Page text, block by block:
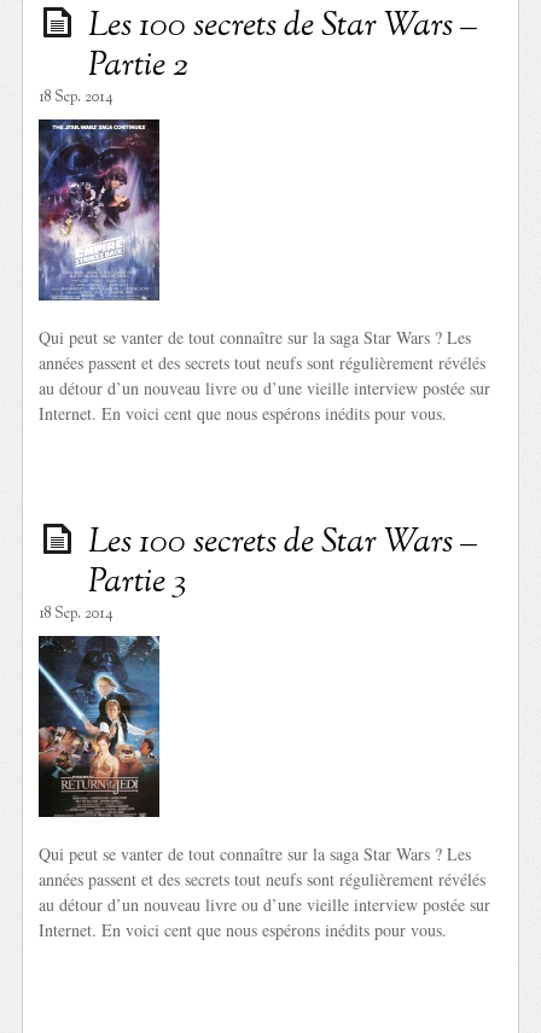
Les 100 secrets de Star Wars –
Partie 2
18 Sep. 2014
Qui peut se vanter de tout connaître sur la saga Star Wars ? Les
années passent et des secrets tout neufs sont régulièrement révélés
au détour d’un nouveau livre ou d’une vieille interview postée sur
Internet. En voici cent que nous espérons inédits pour vous.
Les 100 secrets de Star Wars –
Partie 3
18 Sep. 2014
Qui peut se vanter de tout connaître sur la saga Star Wars ? Les
années passent et des secrets tout neufs sont régulièrement révélés
au détour d’un nouveau livre ou d’une vieille interview postée sur
Internet. En voici cent que nous espérons inédits pour vous.